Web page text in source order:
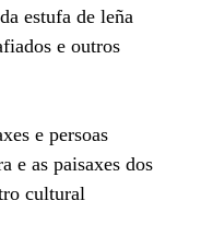
estufa de leña
e outros
e persoas
e as paisaxes dos
cultural